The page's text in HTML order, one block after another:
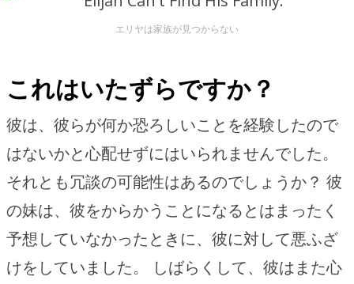
エリヤは家族が見つからない
これはいたずらですか？
彼は、彼らが何か恐ろしいことを経験したので
はないかと心配せずにはいられませんでした。
それとも冗談の可能性はあるのでしょうか？ 彼
の妹は、彼をからかうことになるとはまったく
予想していなかったときに、彼に対して悪ふざ
けをしていました。 しばらくして、彼はまた心